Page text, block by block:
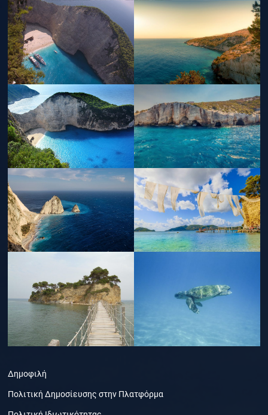
Δημοφιλή
Πολιτική Δημοσίευσης στην Πλατφόρμα